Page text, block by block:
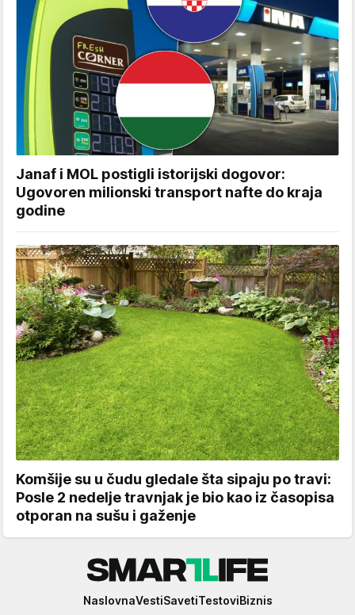
Janaf i MOL postigli istorijski dogovor:
Ugovoren milionski transport nafte do kraja
godine
Komšije su u čudu gledale šta sipaju po travi:
Posle 2 nedelje travnjak je bio kao iz časopisa
otporan na sušu i gaženje
NaslovnaVestiSavetiTestoviBiznis